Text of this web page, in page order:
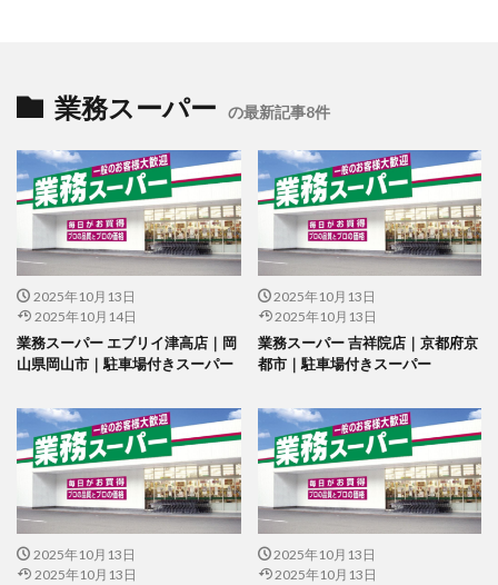
業務スーパー の最新記事8件
2025年10月13日
2025年10月14日
業務スーパー エブリイ津高店｜岡
山県岡山市｜駐車場付きスーパー
2025年10月13日
2025年10月13日
業務スーパー 吉祥院店｜京都府京
都市｜駐車場付きスーパー
2025年10月13日
2025年10月13日
2025年10月13日
2025年10月13日